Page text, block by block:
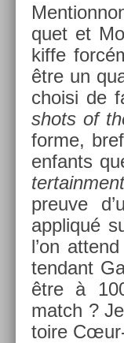
quet et
kiffe
être un
choisi de
shots of
forme,
en­fants
ter­tain­ment
pre­uve
appliqué
l’on
tendant
être à
match ?
toire